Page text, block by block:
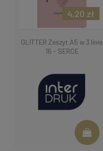
GLITTER Zeszyt A5 w 3 linie
16 - SERCE
4,20 zł